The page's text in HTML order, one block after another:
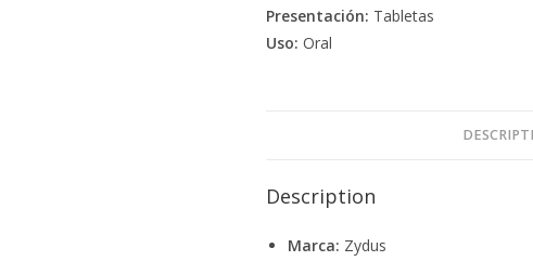
Presentación: Tabletas
Uso: Oral
Description
Marca: Zydus